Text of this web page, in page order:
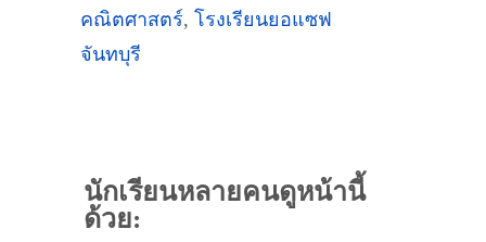
คณิตศาสตร์, โรงเรียนยอแซฟ
จันทบุรี
นักเรียนหลายคนดูหน้านี้
ด้วย: